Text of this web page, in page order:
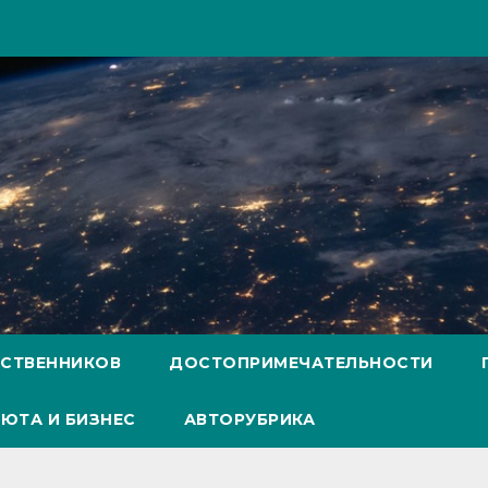
ДОСТОПРИМЕЧАТЕЛЬНОСТИ
И БИЗНЕС АВТОРУБРИКА